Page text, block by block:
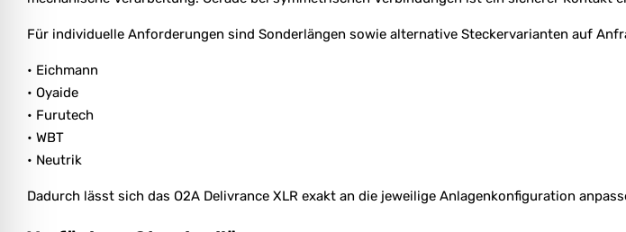
Für individuelle Anforderungen sind Sonderlängen sowie alternative Steckervarianten auf
• Eichmann
• Oyaide
• Furutech
• WBT
• Neutrik
Dadurch lässt sich das O2A Delivrance XLR exakt an die jeweilige Anlagenkonfiguration